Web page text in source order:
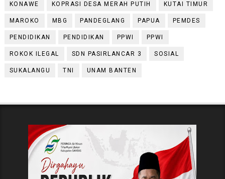
KONAWE KOPRASI DESA MERAH PUTIH KUTAI TIMUR
MAROKO MBG PANDEGLANG PAPUA PEMDES
PENDIDIKAN PENDIDIKAN PPWI PPWI
ROKOK ILEGAL SDN PASIRLANCAR 3 SOSIAL
SUKALANGU TNI UNAM BANTEN